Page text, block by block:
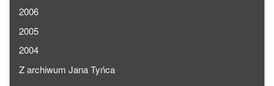
2006
2005
2004
Z archiwum Jana Tyńca